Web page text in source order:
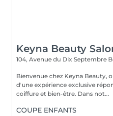
Keyna Beauty
104, Avenue du Dix Septembre
Bienvenue chez Keyna Beauty,
d'une expérience exclusive
coiffure et bien-être. Dans not...
COUPE ENFANTS